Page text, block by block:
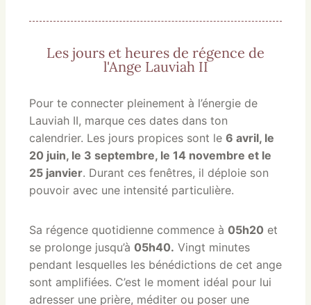
Les jours et heures de régence de
l'Ange Lauviah II
Pour te connecter pleinement à l’énergie de
Lauviah II, marque ces dates dans ton
calendrier. Les jours propices sont le 6 avril, le
20 juin, le 3 septembre, le 14 novembre et le
25 janvier. Durant ces fenêtres, il déploie son
pouvoir avec une intensité particulière.
Sa régence quotidienne commence à 05h20 et
se prolonge jusqu’à 05h40. Vingt minutes
pendant lesquelles les bénédictions de cet ange
sont amplifiées. C’est le moment idéal pour lui
adresser une prière, méditer ou poser une